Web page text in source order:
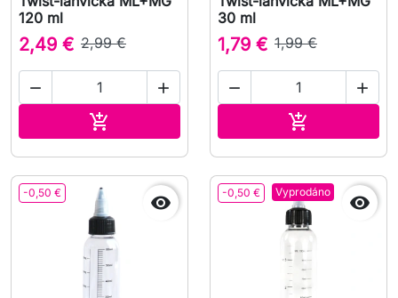
120 ml
2,49 € 2,99 €
 

30 ml
1,79 € 1,99 €
 

-0,50 €  -0,50 € Vyprodáno
